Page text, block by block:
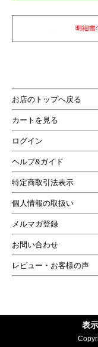
ケットはなぜか、
お店のト
カー
ロ
ヘル
特定商
個人情
メル
お問
レビュー
表